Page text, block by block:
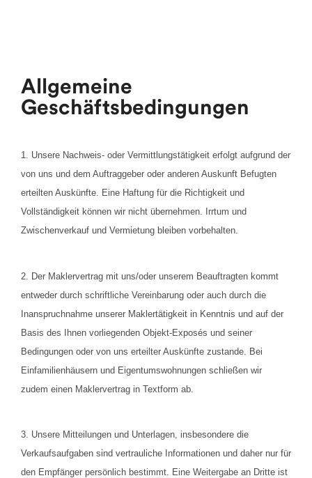
Allgemeine
Geschäftsbedingungen
1. Unsere Nachweis- oder Vermittlungstätigkeit erfolgt aufgrund der
von uns und dem Auftraggeber oder anderen Auskunft Befugten
erteilten Auskünfte. Eine Haftung für die Richtigkeit und
Vollständigkeit können wir nicht übernehmen. Irrtum und
Zwischenverkauf und Vermietung bleiben vorbehalten.
2. Der Maklervertrag mit uns/oder unserem Beauftragten kommt
entweder durch schriftliche Vereinbarung oder auch durch die
Inanspruchnahme unserer Maklertätigkeit in Kenntnis und auf der
Basis des Ihnen vorliegenden Objekt-Exposés und seiner
Bedingungen oder von uns erteilter Auskünfte zustande. Bei
Einfamilienhäusern und Eigentumswohnungen schließen wir
zudem einen Maklervertrag in Textform ab.
3. Unsere Mitteilungen und Unterlagen, insbesondere die
Verkaufsaufgaben sind vertrauliche Informationen und daher nur für
den Empfänger persönlich bestimmt. Eine Weitergabe an Dritte ist